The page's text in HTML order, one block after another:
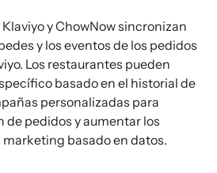
y ChowNow sincronizan
y los eventos de los pedidos
Los restaurantes pueden
basado en el historial de
personalizadas para
de pedidos y aumentar los
basado en datos.